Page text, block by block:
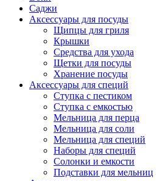
Саджи
Аксессуары для посуды
Щипцы для гриля
Крышки
Средства для ухода
Щетки для посуды
Хранение посуды
Аксессуары для специй
Ступка с пестиком
Ступка с емкостью
Мельница для перца
Мельница для соли
Мельница для специй
Наборы для специй
Солонки и емкости
Подставки для мельниц